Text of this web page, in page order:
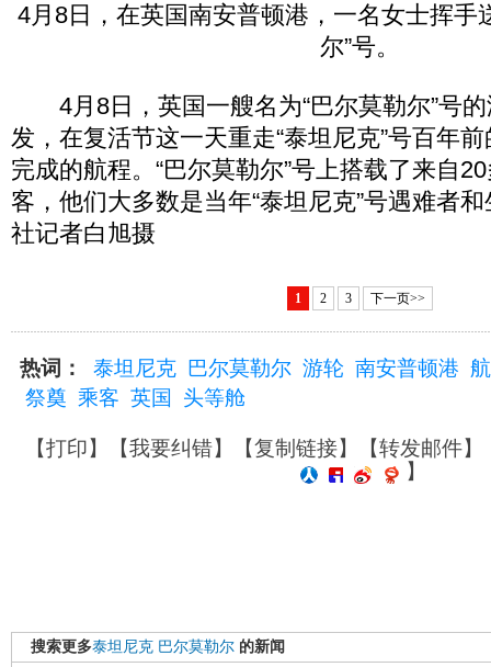
4月8日，在英国南安普顿港，一名女士挥手
尔”号。
4月8日，英国一艘名为“巴尔莫勒尔”号的
发，在复活节这一天重走“泰坦尼克”号百年
完成的航程。“巴尔莫勒尔”号上搭载了来自
客，他们大多数是当年“泰坦尼克”号遇难者
社记者白旭摄
1 2 3 下一页>>
热词： 泰坦尼克 巴尔莫勒尔 游轮 南安普顿港
祭奠 乘客 英国 头等舱
【打印】【我要纠错】【复制链接】【转发邮件】
】
搜索更多泰坦尼克 巴尔莫勒尔 的新闻